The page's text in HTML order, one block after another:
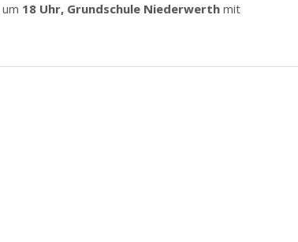
um 18 Uhr, Grundschule Niederwerth mit